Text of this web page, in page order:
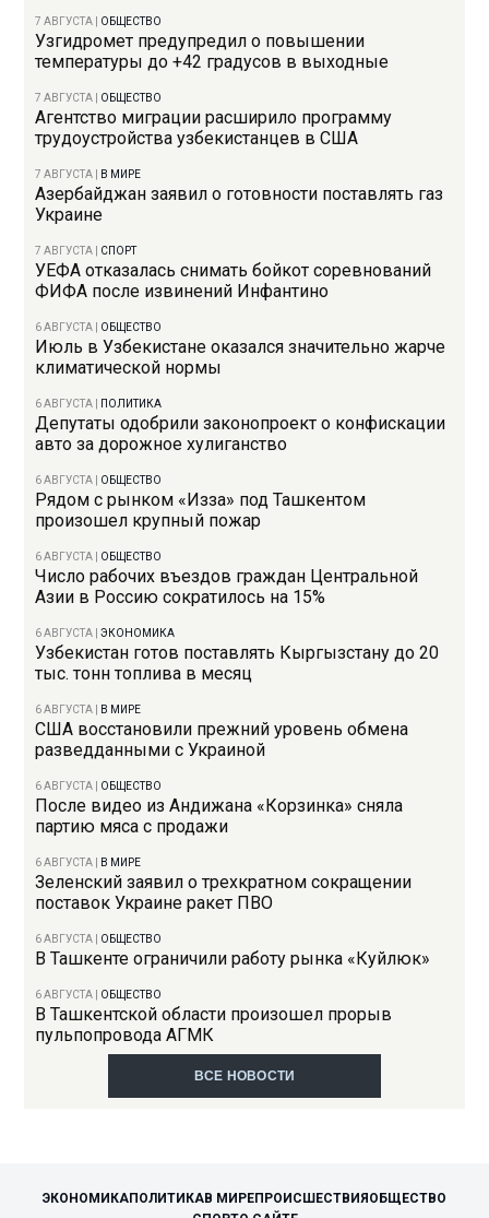
7 АВГУСТА ОБЩЕСТВО
Узгидромет предупредил о повышении
температуры до +42 градусов в выходные
7 АВГУСТА ОБЩЕСТВО
Агентство миграции расширило программу
трудоустройства узбекистанцев в США
7 АВГУСТА В МИРЕ
Азербайджан заявил о готовности поставлять газ
Украине
7 АВГУСТА СПОРТ
УЕФА отказалась снимать бойкот соревнований
ФИФА после извинений Инфантино
6 АВГУСТА ОБЩЕСТВО
Июль в Узбекистане оказался значительно жарче
климатической нормы
6 АВГУСТА ПОЛИТИКА
Депутаты одобрили законопроект о конфискации
авто за дорожное хулиганство
6 АВГУСТА ОБЩЕСТВО
Рядом с рынком «Изза» под Ташкентом
произошел крупный пожар
6 АВГУСТА ОБЩЕСТВО
Число рабочих въездов граждан Центральной
Азии в Россию сократилось на 15%
6 АВГУСТА |ЭКОНОМИКА
Узбекистан готов поставлять Кыргызстану до 20
тыс. тонн топлива в месяц
6 АВГУСТА В МИРЕ
США восстановили прежний уровень обмена
разведданными с Украиной
6 АВГУСТА ОБЩЕСТВО
После видео из Андижана «Корзинка» сняла
партию мяса с продажи
6 АВГУСТА В МИРЕ
Зеленский заявил о трехкратном сокращении
поставок Украине ракет ПВО
6 АВГУСТА ОБЩЕСТВО
В Ташкенте ограничили работу рынка «Куйлюк»
6 АВГУСТА ОБЩЕСТВО
В Ташкентской области произошел прорыв
пульпопровода АГМК
ВСЕ НОВОСТИ
ЭКОНОМИКАПОЛИТИКАВ МИРЕПРОИСШЕСТВИЯ ОБЩЕСТВО